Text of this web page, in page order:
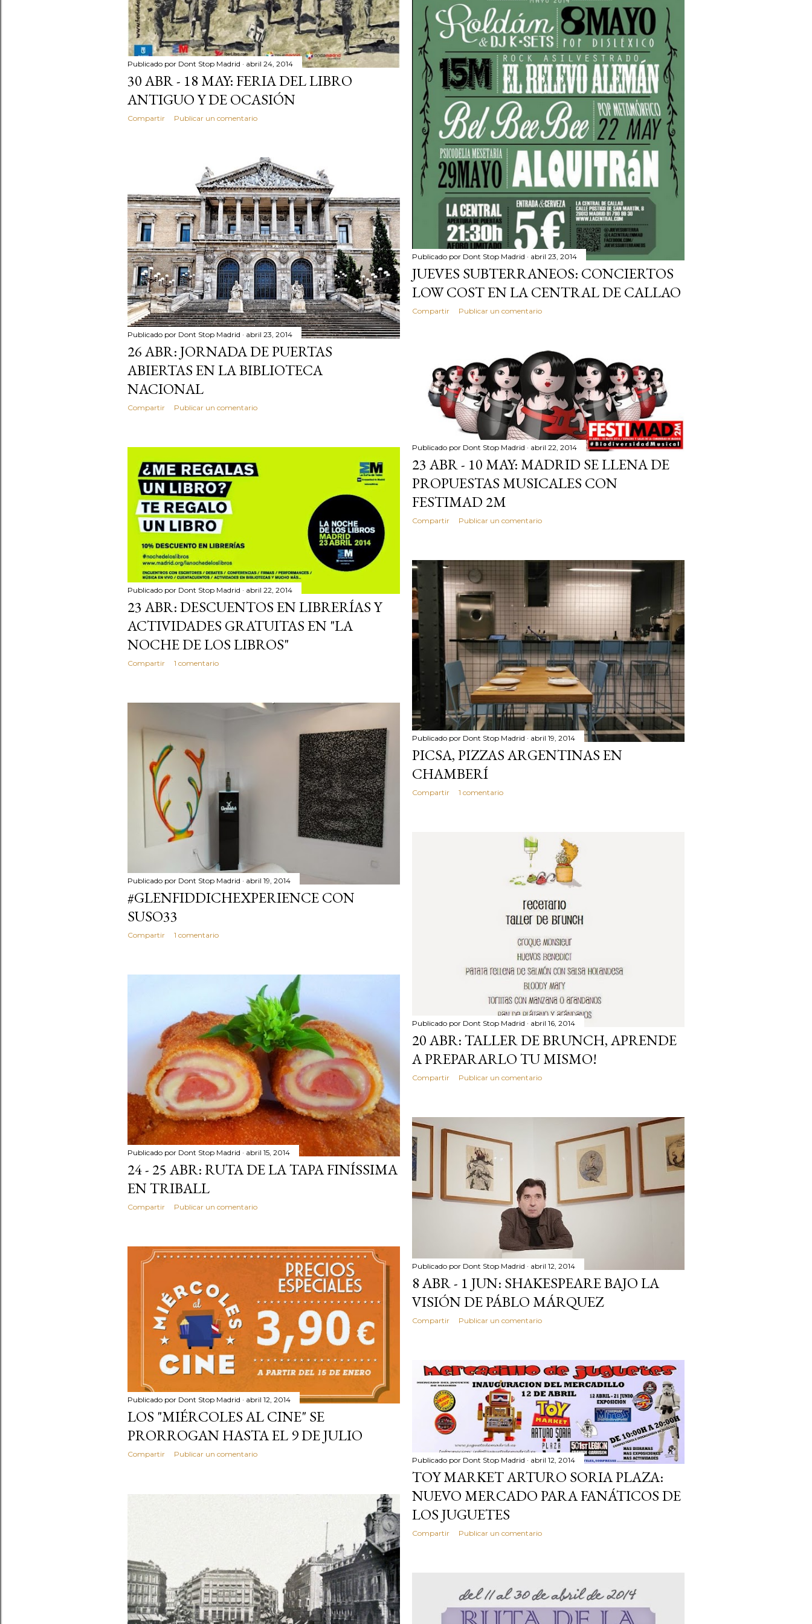
Publicado por Dont Stop Madrid abril 24, 2014
30 ABR - 18 MAY: FERIA DEL LIBRO
ANTIGUO Y DE OCASIÓN
Compartir Publicar un comentario
Publicado por Dont Stop Madrid abril 23, 2014
JUEVES SUBTERRANEOS: CONCIERTOS
LOW COST EN LA CENTRAL DE CALLAO
Compartir Publicar un comentario
Publicado por Dont Stop Madrid abril 23, 2014
26 ABR: JORNADA DE PUERTAS
ABIERTAS EN LA BIBLIOTECA
NACIONAL
Compartir Publicar un comentario
Publicado por Dont Stop Madrid abril 22, 2014
23 ABR - 10 MAY: MADRID SE LLENA DE
PROPUESTAS MUSICALES CON
FESTIMAD 2M
Compartir Publicar un comentario
Publicado por Dont Stop Madrid abril 22, 2014
23 ABR: DESCUENTOS EN LIBRERÍAS Y
ACTIVIDADES GRATUITAS EN "LA
NOCHE DE LOS LIBROS"
Compartir 1 comentario
Publicado por Dont Stop Madrid abril 19, 2014
PICSA, PIZZAS ARGENTINAS EN
CHAMBERÍ
Compartir 1 comentario
Publicado por Dont Stop Madrid abril 19, 2014
#GLENFIDDICHEXPERIENCE CON
SUSO33
Compartir 1 comentario
Publicado por Dont Stop Madrid abril 16, 2014
20 ABR: TALLER DE BRUNCH, APRENDE
A PREPARARLO TU MISMO!
Compartir Publicar un comentario
Publicado por Dont Stop Madrid abril 15, 2014
24 - 25 ABR: RUTA DE LA TAPA FINÍSSIMA
EN TRIBALL
Compartir Publicar un comentario
Publicado por Dont Stop Madrid abril 12, 2014
8 ABR - 1 JUN: SHAKESPEARE BAJO LA
VISIÓN DE PÁBLO MÁRQUEZ
Compartir Publicar un comentario
Publicado por Dont Stop Madrid abril 12, 2014
LOS "MIÉRCOLES AL CINE" SE
PRORROGAN HASTA EL 9 DE JULIO
Compartir Publicar un comentario
Publicado por Dont Stop Madrid abril 12, 2014
TOY MARKET ARTURO SORIA PLAZA:
NUEVO MERCADO PARA FANÁTICOS DE
LOS JUGUETES
Compartir Publicar un comentario